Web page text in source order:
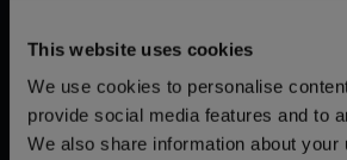
This website uses cookies
We use cookies to personalise
provide social media features and to
We also share information about your